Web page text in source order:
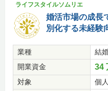
ライフスタイルソムリエ
婚活市場の成長
別化する未経験
業種
結
開業資金
34
対象
個